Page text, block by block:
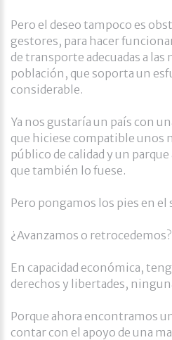
Pero el deseo tampoco es
gestores, para hacer
de transporte adecuadas a las
población, que soporta un
considerable.
Ya nos gustaría un país con
que hiciese compatible unos
público de calidad y un
que también lo fuese.
Pero pongamos los pies en el
¿Avanzamos o retrocedemos?
En capacidad económica,
derechos y libertades,
Porque ahora encontramos
contar con el apoyo de una